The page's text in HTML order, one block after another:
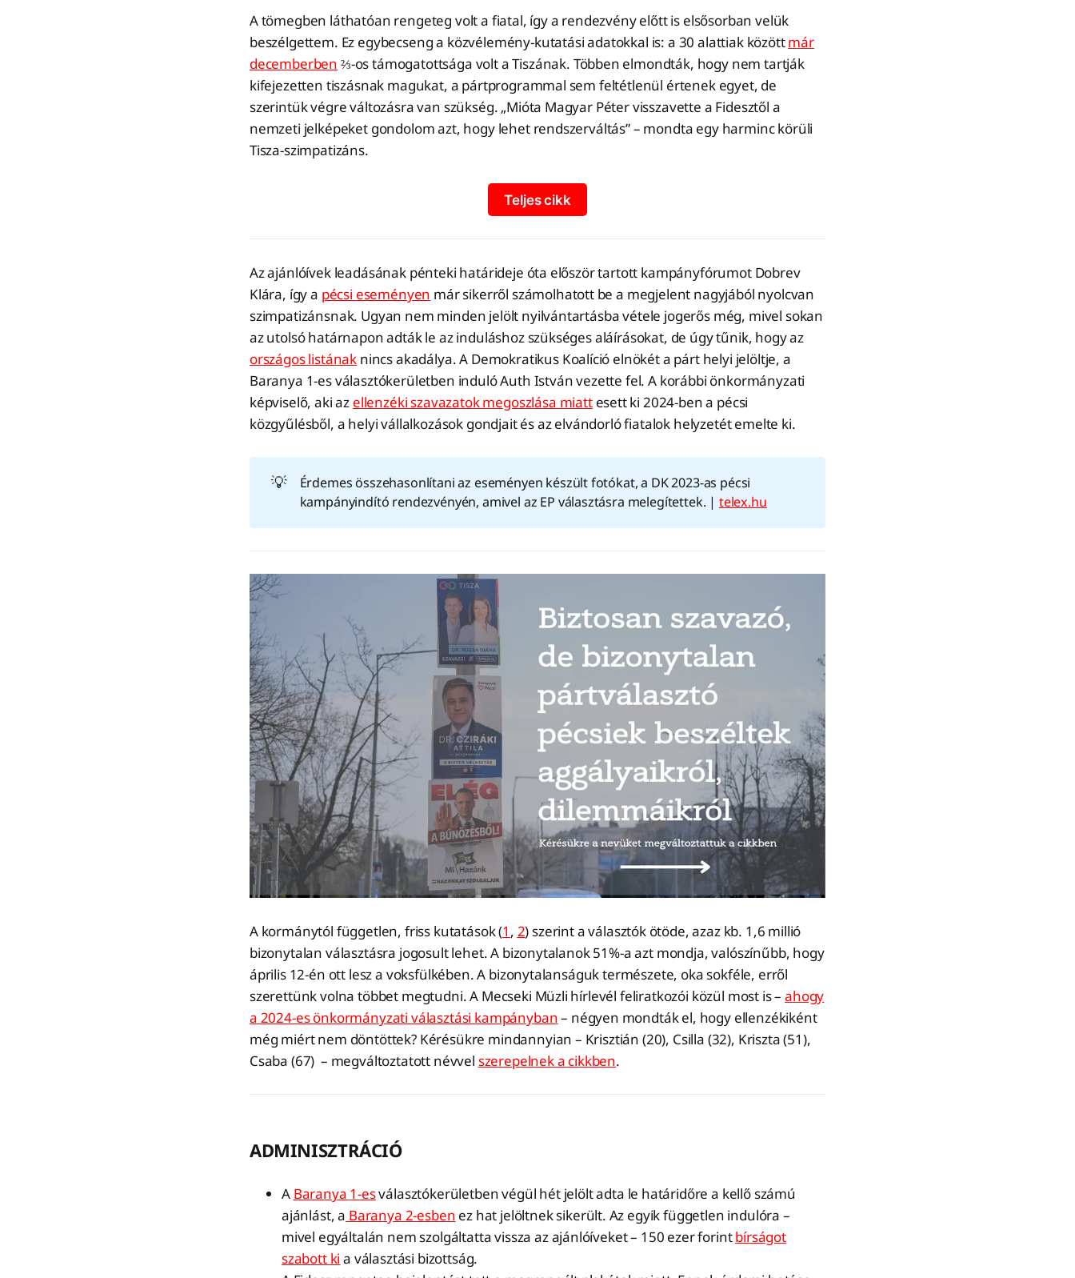
A tömegben láthatóan rengeteg volt a fiatal, így a rendezvény előtt is elsősorban velük
beszélgettem. Ez egybecseng a közvélemény-kutatási adatokkal is: a 30 alattiak közöttmár
decemberben ⅔-os támogatottsága volt a Tiszának. Többen elmondták, hogy nem tartják
kifejezetten tiszásnak magukat, a pártprogrammal sem feltétlenül értenek egyet, de
szerintük végre változásra van szükség. „Mióta Magyar Péter visszavette a Fidesztől a
nemzeti jelképeket gondolom azt, hogy lehet rendszerváltás” – mondta egy harminc körüli
Tisza-szimpatizáns.
Teljes cikk
Az ajánlóívek leadásának pénteki határideje óta először tartott kampányfórumot Dobrev
Klára, így a pécsi eseményen már sikerről számolhatott be a megjelent nagyjából nyolcvan
szimpatizánsnak. Ugyan nem minden jelölt nyilvántartásba vétele jogerős még, mivel sokan
az utolsó határnapon adták le az induláshoz szükséges aláírásokat, de úgy tűnik, hogy az
országos listának nincs akadálya. A Demokratikus Koalíció elnökét a párt helyi jelöltje, a
Baranya 1-es választókerületben induló Auth István vezette fel. A korábbi önkormányzati
képviselő, aki az ellenzéki szavazatok megoszlása miattesett ki 2024-ben a pécsi
közgyűlésből, a helyi vállalkozások gondjait és az elvándorló fiatalok helyzetét emelte ki.
💡
Érdemes összehasonlítani az eseményen készült fotókat, a DK 2023-as pécsi
kampányindító rendezvényén, amivel az EP választásra melegítettek. | telex.hu
A kormánytól független, friss kutatások (1 , 2) szerint a választók ötöde, azaz kb. 1,6 millió
bizonytalan választásra jogosult lehet. A bizonytalanok 51%-a azt mondja, valószínűbb, hogy
április 12-én ott lesz a voksfülkében. A bizonytalanságuk természete, oka sokféle, erről
szerettünk volna többet megtudni. A Mecseki Müzli hírlevél feliratkozói közül most is –ahogy
a 2024-es önkormányzati választási kampányban– négyen mondták el, hogy ellenzékiként
még miért nem döntöttek? Kérésükre mindannyian – Krisztián (20), Csilla (32), Kriszta (51),
Csaba (67) – megváltoztatott névvel szerepelnek a cikkben.
ADMINISZTRÁCIÓ
A Baranya 1-esválasztókerületben végül hét jelölt adta le határidőre a kellő számú
ajánlást, a Baranya 2-esben ez hat jelöltnek sikerült. Az egyik független indulóra –
mivel egyáltalán nem szolgáltatta vissza az ajánlóíveket – 150 ezer forintbírságot
szabott ki a választási bizottság.